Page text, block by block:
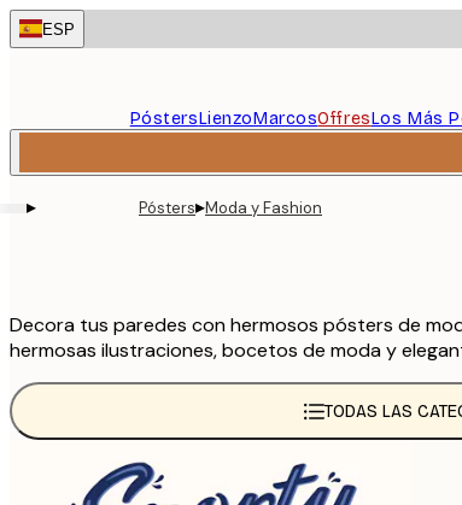
Skip
to
ESP
PóstersLienzoMarcosOffresLos Más
▸ Pósters▸Moda y Fashion
Decora tus paredes con hermosos pósters de
hermosas ilustraciones, bocetos de moda y
TODAS LAS